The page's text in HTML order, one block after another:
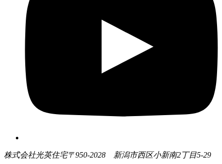
株式会社光英住宅〒950-2028 新潟市西区小新南2丁目5-29